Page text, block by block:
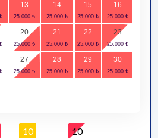
13 14 15 16
20 21 22 23
27 28 29 30
10 10